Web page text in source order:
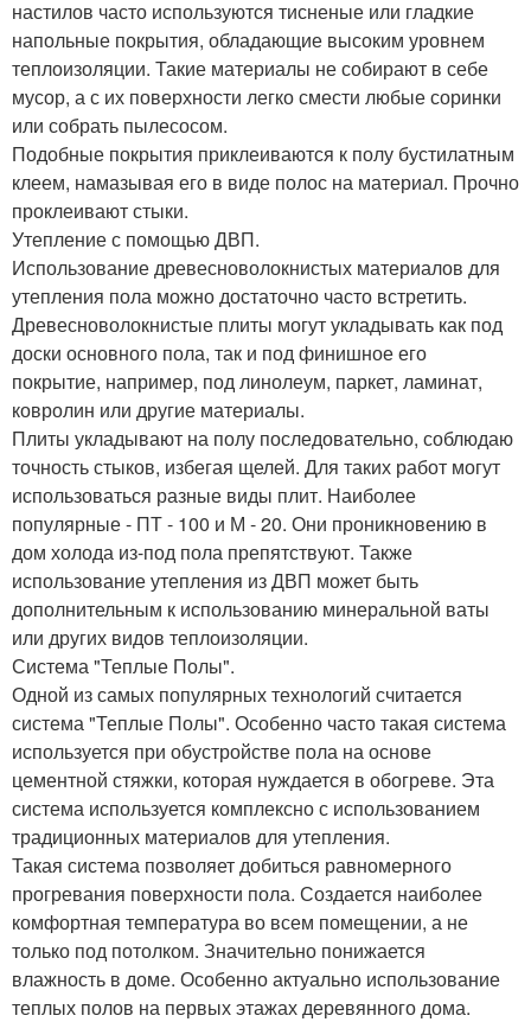
настилов часто используются тисненые или гладкие
напольные покрытия, обладающие высоким уровнем
теплоизоляции. Такие материалы не собирают в себе
мусор, а с их поверхности легко смести любые соринки
или собрать пылесосом.
Подобные покрытия приклеиваются к полу бустилатным
клеем, намазывая его в виде полос на материал. Прочно
проклеивают стыки.
Утепление с помощью ДВП.
Использование древесноволокнистых материалов для
утепления пола можно достаточно часто встретить.
Древесноволокнистые плиты могут укладывать как под
доски основного пола, так и под финишное его
покрытие, например, под линолеум, паркет, ламинат,
ковролин или другие материалы.
Плиты укладывают на полу последовательно, соблюдаю
точность стыков, избегая щелей. Для таких работ могут
использоваться разные виды плит. Наиболее
популярные - ПТ - 100 и М - 20. Они проникновению в
дом холода из-под пола препятствуют. Также
использование утепления из ДВП может быть
дополнительным к использованию минеральной ваты
или других видов теплоизоляции.
Система "Теплые Полы".
Одной из самых популярных технологий считается
система "Теплые Полы". Особенно часто такая система
используется при обустройстве пола на основе
цементной стяжки, которая нуждается в обогреве. Эта
система используется комплексно с использованием
традиционных материалов для утепления.
Такая система позволяет добиться равномерного
прогревания поверхности пола. Создается наиболее
комфортная температура во всем помещении, а не
только под потолком. Значительно понижается
влажность в доме. Особенно актуально использование
теплых полов на первых этажах деревянного дома.